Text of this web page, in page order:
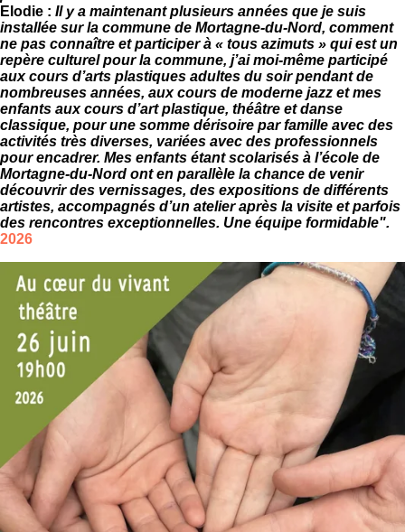
Elodie : Il y a maintenant plusieurs années que je suis
installée sur la commune de Mortagne-du-Nord, comment
ne pas connaître et participer à « tous azimuts » qui est un
repère culturel pour la commune, j’ai moi-même participé
aux cours d’arts plastiques adultes du soir pendant de
nombreuses années, aux cours de moderne jazz et mes
enfants aux cours d’art plastique, théâtre et danse
classique, pour une somme dérisoire par famille avec des
activités très diverses, variées avec des professionnels
pour encadrer. Mes enfants étant scolarisés à l’école de
Mortagne-du-Nord ont en parallèle la chance de venir
découvrir des vernissages, des expositions de différents
artistes, accompagnés d’un atelier après la visite et parfois
des rencontres exceptionnelles. Une équipe formidable".
2026